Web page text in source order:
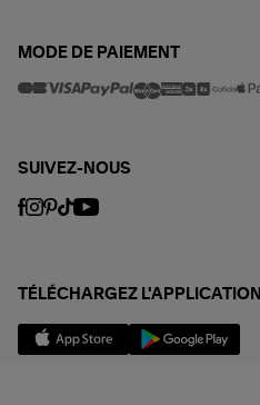
MODE DE PAIEMENT
SUIVEZ-NOUS
TÉLÉCHARGEZ L'APPLICATION